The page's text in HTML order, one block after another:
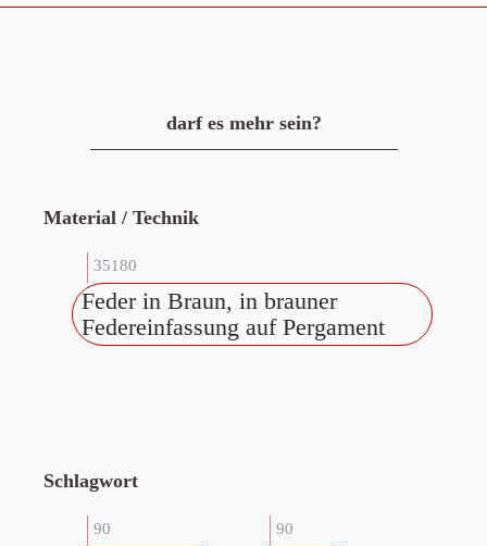
darf es mehr sein?
Material / Technik
35180
Feder in Braun, in brauner
Federeinfassung auf Pergament
Schlagwort
90 90